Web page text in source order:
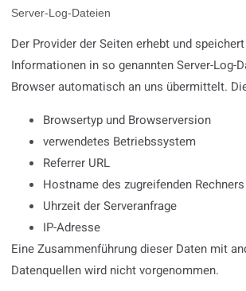
Server-Log-Dateien
Der Provider der Seiten erhebt und
Informationen in so genannten Server-Log-
Browser automatisch an uns übermittelt.
Browsertyp und Browserversion
verwendetes Betriebssystem
Referrer URL
Hostname des zugreifenden Rechners
Uhrzeit der Serveranfrage
IP-Adresse
Eine Zusammenführung dieser Daten mit
Datenquellen wird nicht vorgenommen.